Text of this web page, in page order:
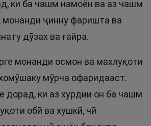
ки ба чашм намоён ва аз чашм
монанди ҷинну фаришта ва
дӯзах ва ғайра.
монанди осмон ва махлуқоти
мӯрча офаридааст.
дорад, ки аз хурдии он ба чашм
обӣ ва хушкӣ, чӣ